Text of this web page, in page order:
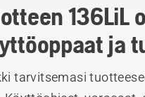
136LiL
ja
tarvitsemasi